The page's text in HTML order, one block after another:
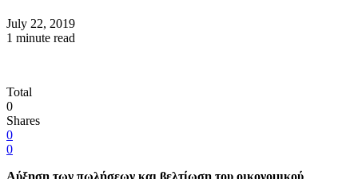
July 22, 2019
1 minute read
Total
0
Shares
0
0
Αύξηση των πωλήσεων και βελτίωση του οικονομικού